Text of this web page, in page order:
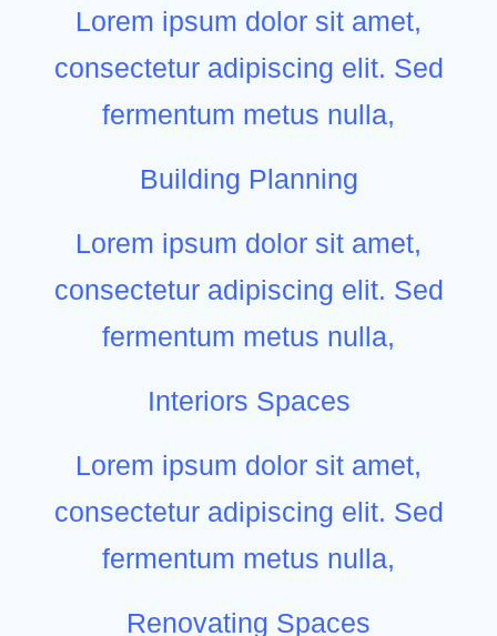
Lorem ipsum dolor sit amet,
consectetur adipiscing elit. Sed
fermentum metus nulla,
Building Planning
Lorem ipsum dolor sit amet,
consectetur adipiscing elit. Sed
fermentum metus nulla,
Interiors Spaces
Lorem ipsum dolor sit amet,
consectetur adipiscing elit. Sed
fermentum metus nulla,
Renovating Spaces